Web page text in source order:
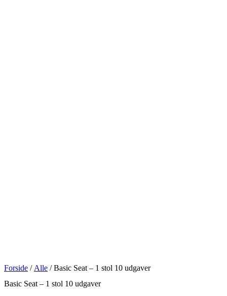
Forside / Alle / Basic Seat – 1 stol 10 udgaver
Basic Seat – 1 stol 10 udgaver